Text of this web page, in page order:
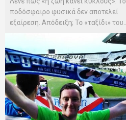
ποδόσφαιρο φυσικά δεν αποτελεί
εξαίρεση. Απόδειξη; Το «ταξίδι» του...